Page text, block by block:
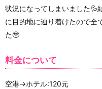
状況になってしまいました💦
に目的地に辿り着けたので全
た🥹
料金について
空港→ホテル:120元